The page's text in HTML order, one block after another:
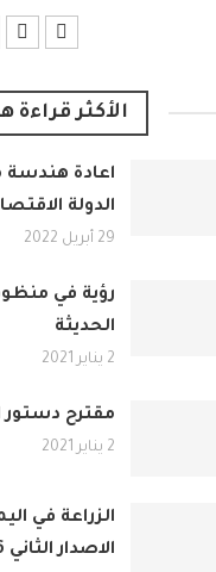
الأكثر قراءة
اعادة هندسة
الدولة
29 أبريل 2022
رؤية في
الحديثة
2 يناير 2021
مقترح دستور
2 يناير 2021
الزراعة في
الاصدار الثاني 2026